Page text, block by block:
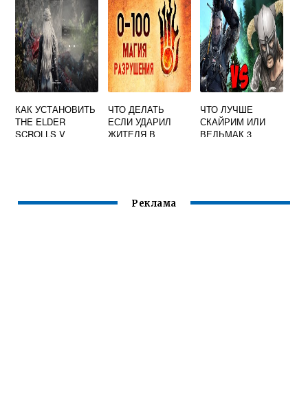
КАК УСТАНОВИТЬ
THE ELDER
SCROLLS V
ЧТО ДЕЛАТЬ
ЕСЛИ УДАРИЛ
ЖИТЕЛЯ В
ЧТО ЛУЧШЕ
СКАЙРИМ ИЛИ
ВЕДЬМАК 3
Реклама